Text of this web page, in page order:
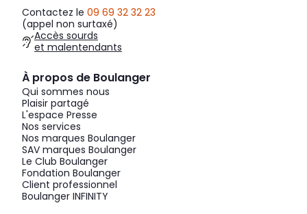
Contactez le 09 69 32 32 23
(appel non surtaxé)
Accès sourds
et malentendants
À propos de Boulanger
Qui sommes nous
Plaisir partagé
L'espace Presse
Nos services
Nos marques Boulanger
SAV marques Boulanger
Le Club Boulanger
Fondation Boulanger
Client professionnel
Boulanger INFINITY